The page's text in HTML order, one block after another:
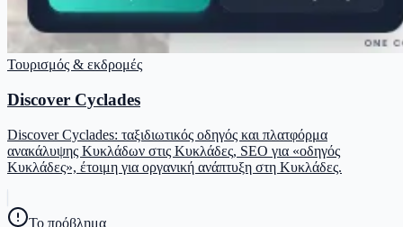
Τουρισμός & εκδρομές
Discover Cyclades
Discover Cyclades: ταξιδιωτικός οδηγός και πλατφόρμα
ανακάλυψης Κυκλάδων στις Κυκλάδες, SEO για «οδηγός
Κυκλάδες», έτοιμη για οργανική ανάπτυξη στη Κυκλάδες.
Το πρόβλημα